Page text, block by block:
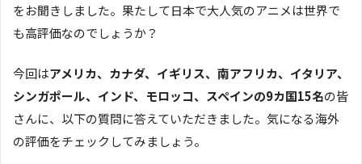
をお聞きしました。果たして日本で大人気のアニメは世界で
も高評価なのでしょうか？
今回はアメリカ、カナダ、イギリス、南アフリカ、イタリア、
シンガポール、インド、モロッコ、スペインの9カ国15名の皆
さんに、以下の質問に答えていただきました。気になる海外
の評価をチェックしてみましょう。